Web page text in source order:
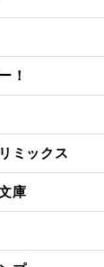
！
ミックス
庫